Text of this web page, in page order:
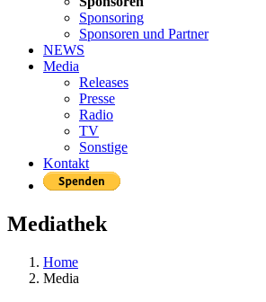
Sponsoring
Sponsoren und Partner
NEWS
Media
Releases
Presse
Radio
TV
Sonstige
Kontakt
Mediathek
Home
Media